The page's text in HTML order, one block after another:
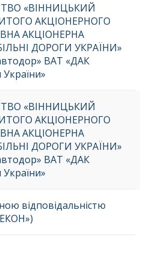
«ВІННИЦЬКИЙ
АКЦІОНЕРНОГО
АКЦІОНЕРНА
ДОРОГИ УКРАЇНИ»
ВАТ «ДАК
«ВІННИЦЬКИЙ
АКЦІОНЕРНОГО
АКЦІОНЕРНА
ДОРОГИ УКРАЇНИ»
ВАТ «ДАК
відповідальністю